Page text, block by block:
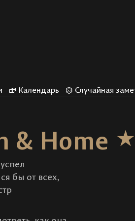
Календарь Случайная
& Home
бы от всех,